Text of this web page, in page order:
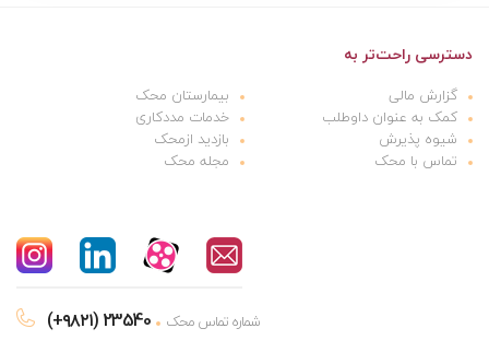
دسترسی راحت‌تر به
گزارش مالی
بیمارستان محک
کمک به عنوان داوطلب
خدمات مددکاری
شیوه پذیرش
بازدید ازمحک
تماس با محک
مجله محک
(+۹۸۲۱) 23540 شماره تماس محک